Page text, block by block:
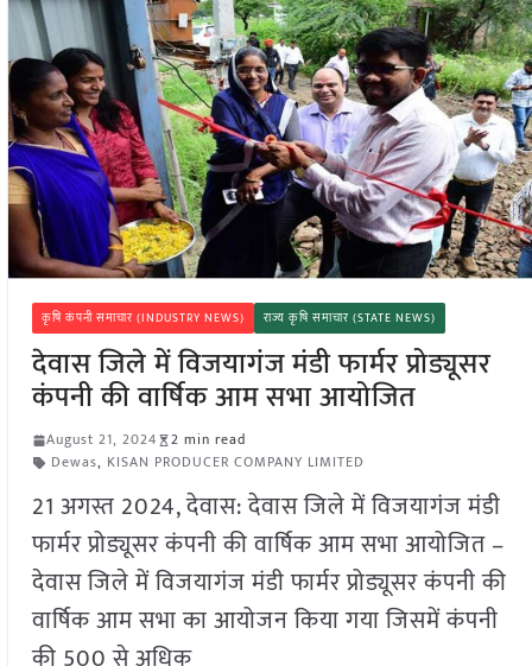
कृषि कंपनी समाचार (INDUSTRY NEWS) राज्य कृषि समाचार (STATE NEWS)
देवास जिले में विजयागंज मंडी फार्मर प्रोड्यूसर
कंपनी की वार्षिक आम सभा आयोजित
August 21, 2024
2 min read
Dewas, KISAN PRODUCER COMPANY LIMITED
21 अगस्त 2024, देवास: देवास जिले में विजयागंज मंडी
फार्मर प्रोड्यूसर कंपनी की वार्षिक आम सभा आयोजित –
देवास जिले में विजयागंज मंडी फार्मर प्रोड्यूसर कंपनी की
वार्षिक आम सभा का आयोजन किया गया जिसमें कंपनी